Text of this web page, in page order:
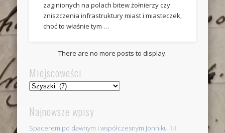
zaginionych na polach bitew żołnierzy czy
zniszczenia infrastruktury miast i miasteczek,
choć to właśnie tym …
There are no more posts to display.
Miejscowości
Miejscowości
Najnowsze wpisy
Spacerem po dawnym i współczesnym Jonniku 14